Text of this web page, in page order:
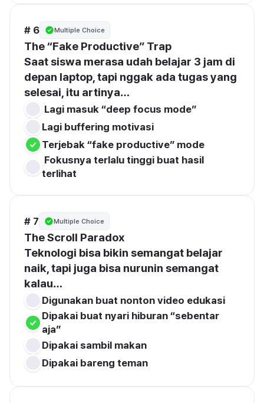
# 6 Multiple Choice
The “Fake Productive” Trap
Saat siswa merasa udah belajar 3 jam di
depan laptop, tapi nggak ada tugas yang
selesai, itu artinya…
Lagi masuk “deep focus mode”
Lagi buffering motivasi
Terjebak “fake productive” mode
terlihat
# 7 Multiple Choice
The Scroll Paradox
Teknologi bisa bikin semangat belajar
naik, tapi juga bisa nurunin semangat
kalau…
Digunakan buat nonton video edukasi
Dipakai buat nyari hiburan “sebentar
aja”
Dipakai sambil makan
Dipakai bareng teman